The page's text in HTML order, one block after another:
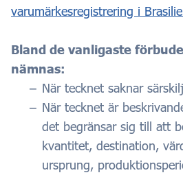
varumärkesregistrering i
Bland de vanligaste
nämnas:
När tecknet saknar
När tecknet är
det begränsar sig till att
kvantitet, destination,
ursprung,